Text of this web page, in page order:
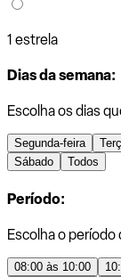
1 estrela
Dias da semana:
Escolha os dias
Segunda-feira
Sábado
Todos
Período:
Escolha o
08:00 às 10:00